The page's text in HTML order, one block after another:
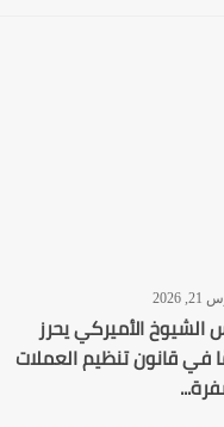
الأميركي يحرز
في قانون تنظيم العملات